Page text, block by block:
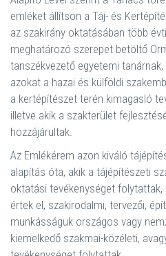
emléket állítson a Táj- és
az szakirány oktatásában több
meghatározó szerepet betöltő
tanszékvezető egyetemi
azokat a hazai és külföldi
a kertépítészet terén kimagasló
illetve akik a szakterület
hozzájárultak.
Az Emlékérem azon kiváló
alapítás óta, akik a tájépítészeti
oktatási tevékenységet
értek el, szakirodalmi, tervezői,
munkásságuk országos vagy
kiemelkedő szakmai-közéleti,